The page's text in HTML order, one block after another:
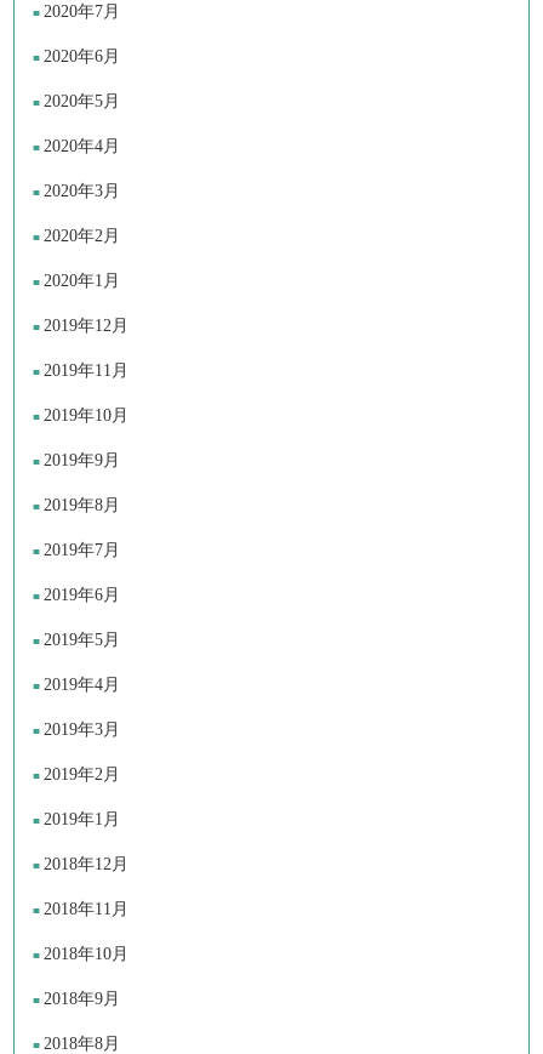
2020年7月
2020年6月
2020年5月
2020年4月
2020年3月
2020年2月
2020年1月
2019年12月
2019年11月
2019年10月
2019年9月
2019年8月
2019年7月
2019年6月
2019年5月
2019年4月
2019年3月
2019年2月
2019年1月
2018年12月
2018年11月
2018年10月
2018年9月
2018年8月